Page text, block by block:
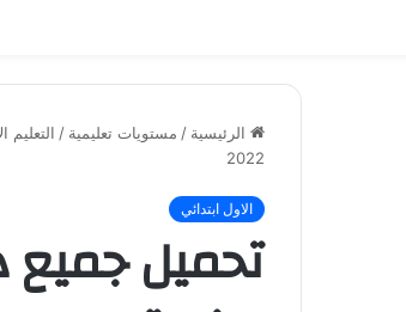
الرئيسية / مستويات تعليمية / التعليم
2022
الاول ابتدائي
تحميل جميع